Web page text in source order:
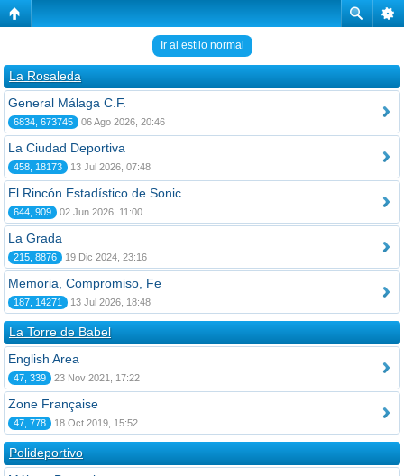
Ir al estilo normal
La Rosaleda
General Málaga C.F.
6834, 673745 06 Ago 2026, 20:46
La Ciudad Deportiva
458, 18173 13 Jul 2026, 07:48
El Rincón Estadístico de Sonic
644, 909 02 Jun 2026, 11:00
La Grada
215, 8876 19 Dic 2024, 23:16
Memoria, Compromiso, Fe
187, 14271 13 Jul 2026, 18:48
La Torre de Babel
English Area
47, 339 23 Nov 2021, 17:22
Zone Française
47, 778 18 Oct 2019, 15:52
Polideportivo